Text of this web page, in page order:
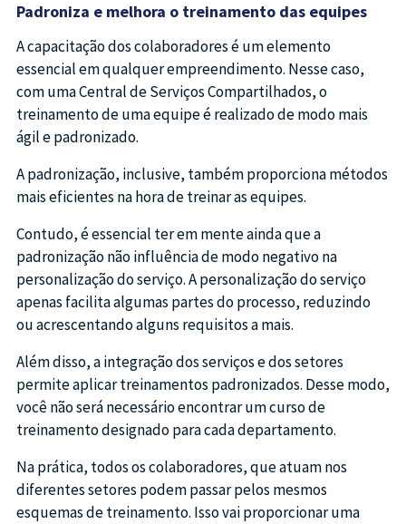
Padroniza e melhora o treinamento das equipes
A capacitação dos colaboradores é um elemento
essencial em qualquer empreendimento. Nesse caso,
com uma Central de Serviços Compartilhados, o
treinamento de uma equipe é realizado de modo mais
ágil e padronizado.
A padronização, inclusive, também proporciona métodos
mais eficientes na hora de treinar as equipes.
Contudo, é essencial ter em mente ainda que a
padronização não influência de modo negativo na
personalização do serviço. A personalização do serviço
apenas facilita algumas partes do processo, reduzindo
ou acrescentando alguns requisitos a mais.
Além disso, a integração dos serviços e dos setores
permite aplicar treinamentos padronizados. Desse modo,
você não será necessário encontrar um curso de
treinamento designado para cada departamento.
Na prática, todos os colaboradores, que atuam nos
diferentes setores podem passar pelos mesmos
esquemas de treinamento. Isso vai proporcionar uma